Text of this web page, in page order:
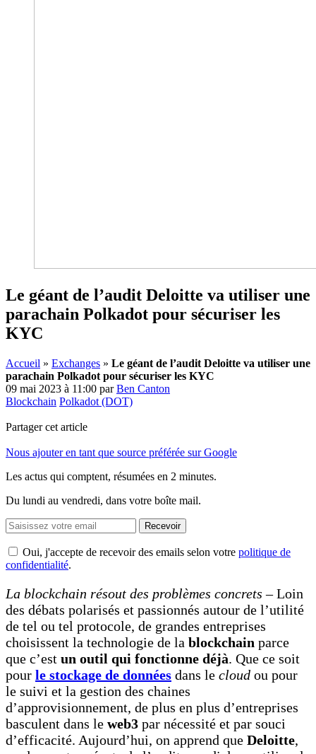
Le géant de l’audit Deloitte va utiliser une
parachain Polkadot pour sécuriser les
KYC
Accueil » Exchanges » Le géant de l’audit Deloitte va utiliser une
parachain Polkadot pour sécuriser les KYC
09 mai 2023 à 11:00 parBen Canton
Blockchain Polkadot (DOT)
Partager cet article
Nous ajouter en tant que source préférée sur Google
Les actus qui comptent, résumées en 2 minutes.
Du lundi au vendredi, dans votre boîte mail.
Recevoir
Oui, j'accepte de recevoir des emails selon votre politique de
confidentialité.
La blockchain résout des problèmes concrets –Loin
des débats polarisés et passionnés autour de l’utilité
de tel ou tel protocole, de grandes entreprises
choisissent la technologie de la blockchain parce
que c’est un outil qui fonctionne déjà. Que ce soit
pour le stockage de données dans le cloud ou pour
le suivi et la gestion des chaines
d’approvisionnement, de plus en plus d’entreprises
basculent dans le web3 par nécessité et par souci
d’efficacité. Aujourd’hui, on apprend que Deloitte,